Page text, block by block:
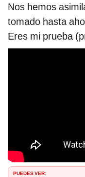
Nos hemos
tomado hasta
Eres mi prueba
PUEDES VER: